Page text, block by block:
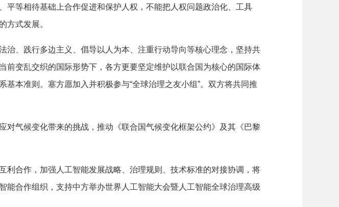
等相待基础上合作促进和保护人权，不能把人权问题政治化、工具
方式发展。
、践行多边主义、倡导以人为本、注重行动导向等核心理念，坚持共
变乱交织的国际形势下，各方更要坚定维护以联合国为核心的国际体
本准则。塞方愿加入并积极参与“全球治理之友小组”。双方将共同推
气候变化带来的挑战，推动《联合国气候变化框架公约》及其《巴黎
合作，加强人工智能发展战略、治理规则、技术标准的对接协调，将
能合作组织，支持中方举办世界人工智能大会暨人工智能全球治理高级